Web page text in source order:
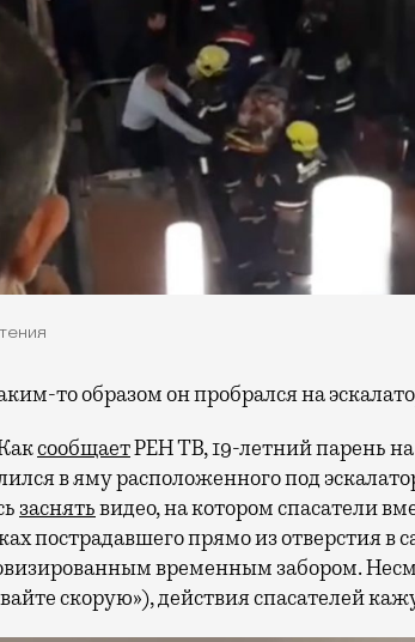
то образом он пробрался на
сообщаетРЕН ТВ, 19-летний парень
в яму расположенного под
заснятьвидео, на котором спасатели
пострадавшего прямо из отверстия в
временным забором.
скорую»), действия спасателей